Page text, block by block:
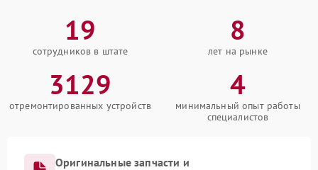
19
сотрудников в штате
8
лет на рынке
3129
отремонтированных устройств
4
минимальный опыт работы
специалистов
Оригинальные запчасти и